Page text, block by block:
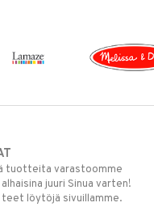
tuotteita varastoomme
juuri Sinua varten!
löytöjä sivuillamme.